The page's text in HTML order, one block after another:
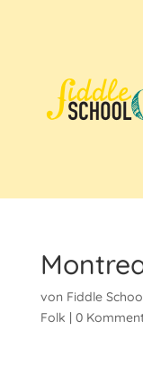
von Fiddle
Folk | 0